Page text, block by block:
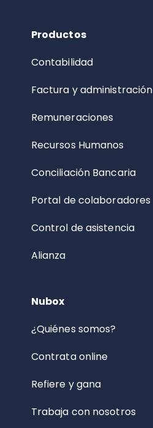
Productos
Contabilidad
Factura y administración
Remuneraciones
Recursos Humanos
Conciliación Bancaria
Portal de colaboradores
Control de asistencia
Alianza
Nubox
¿Quiénes somos?
Contrata online
Refiere y gana
Trabaja con nosotros